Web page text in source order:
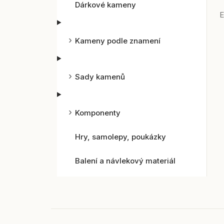
Dárkové kameny
Kameny podle znamení
Sady kamenů
Komponenty
Hry, samolepy, poukázky
Balení a návlekový materiál